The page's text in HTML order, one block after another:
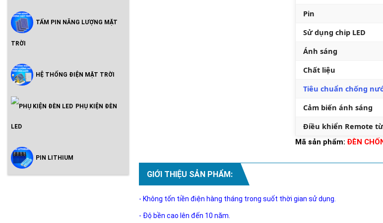
TẤM PIN NĂNG LƯỢNG MẶT
TRỜI
HỆ THỐNG ĐIỆN MẶT TRỜI
Inveter Hòa Lưới Có Lưu Trữ -
PHỤ KIỆN ĐÈN
LED
PIN LITHIUM
Pin
Sử dụng chip LED
Ánh sáng
Chất liệu
Tiêu chuẩn chống
Cảm biến ánh sáng
Điều khiển Remote
Mã sản phẩm: ĐÈN
GIỚI THIỆU SẢN PHẨM:
- Không tốn tiền điện hàng tháng trong suốt thời gian sử dụng.
- Độ bền cao lên đến 10 năm.